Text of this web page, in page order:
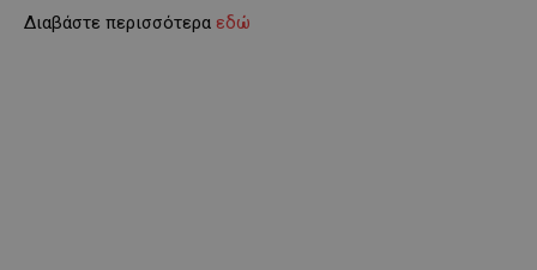
Διαβάστε περισσότερα εδώ